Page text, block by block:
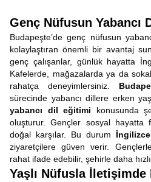
Genç Nüfusun Yabancı
Budapeşte’de genç nüfusun
kolaylaştıran önemli bir avantaj
genç çalışanlar, günlük hayatta
Kafelerde, mağazalarda ya da
rahatça deneyimlersiniz.
sürecinde yabancı dillere erken
yabancı dil eğitimi konusunda
oluşturur. Gençler sosyal hayatta
doğal karşılar. Bu durum
ziyaretçilere güven verir.
rahat ifade edebilir, şehirle daha
Yaşlı Nüfusla